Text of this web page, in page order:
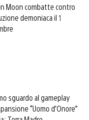
Moon combatte contro
demoniaca il 1
sguardo al gameplay
“Uomo d’Onore”